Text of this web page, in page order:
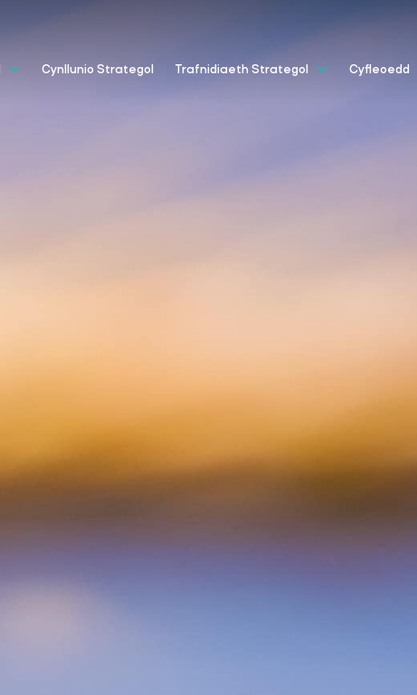
Cynllunio Strategol Trafnidiaeth Strategol Cyfleoedd